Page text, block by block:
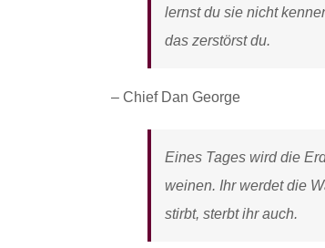
lernst du sie nicht
das zerstörst du.
– Chief Dan George
Eines Tages wird die
weinen. Ihr werdet die
stirbt, sterbt ihr auch.